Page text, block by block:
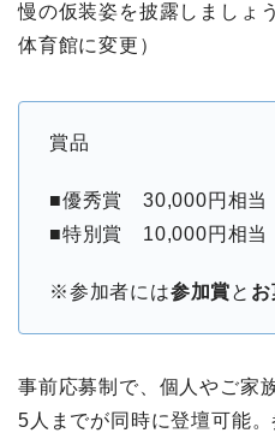
慢の仮装姿を披露しましょ
体育館に変更）
賞品
■優秀賞 30,000円相
■特別賞 10,000円相
※参加者には参加賞と
事前応募制で、個人やご家
5人までが同時に登壇可能